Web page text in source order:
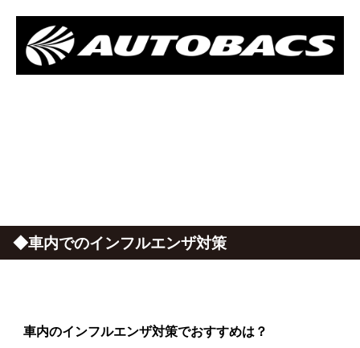
◆車内でのインフルエンザ対策
車内のインフルエンザ対策でおすすめは？